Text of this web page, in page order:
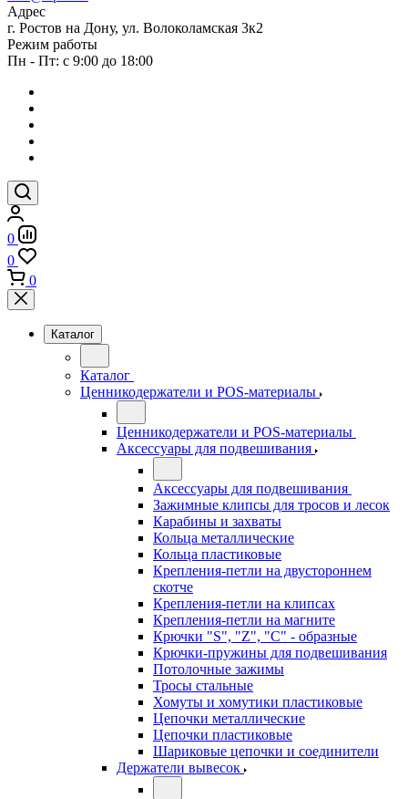
Адрес
г. Ростов на Дону, ул. Волоколамская 3к2
Режим работы
Пн - Пт: с 9:00 до 18:00
0
0
0
Каталог
Каталог
Ценникодержатели и POS-материалы
Ценникодержатели и POS-материалы
Аксессуары для подвешивания
Аксессуары для подвешивания
Зажимные клипсы для тросов и лесок
Карабины и захваты
Кольца металлические
Кольца пластиковые
Крепления-петли на двустороннем
скотче
Крепления-петли на клипсах
Крепления-петли на магните
Крючки "S", "Z", "C" - образные
Крючки-пружины для подвешивания
Потолочные зажимы
Тросы стальные
Хомуты и хомутики пластиковые
Цепочки металлические
Цепочки пластиковые
Шариковые цепочки и соединители
Держатели вывесок